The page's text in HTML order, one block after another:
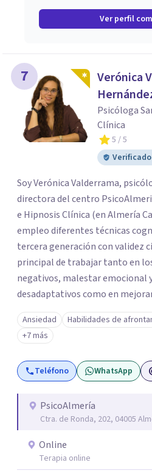
Ver perfil
7
Verónica
Psicóloga
Clínica
5 / 5
Verificado
Soy Verónica Valderrama,
directora del centro
e Hipnosis Clínica (en Almería Capital). En
empleo diferentes técnicas
tercera generación con validez
principal de trabajar tanto en
negativos, malestar emocional
desadaptativos como en
habilidades y desarrollo
míos y juntos los alcanzaremos!. Mi objetivo principal
que consigas el bienestar y
consciente de que cada persona
inicialmente realizaremos una
personalizado. Utilizo diferentes técnicas psicológicas
aunque mi especialidad es la
eficacia, reduciendo el tiempo de tratamiento y
consiguiendo cambios positivos
Ansiedad Habilidades de
+7 más
Teléfono WhatsApp
PsicoAlmería
Ctra. de Ronda, 202, 04005
Online
Terapia online